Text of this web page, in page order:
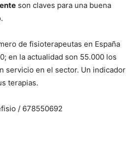
son claves para una buena
de fisioterapeutas en España
en la actualidad son 55.000 los
servicio en el sector. Un indicador
terapias.
/ 678550692